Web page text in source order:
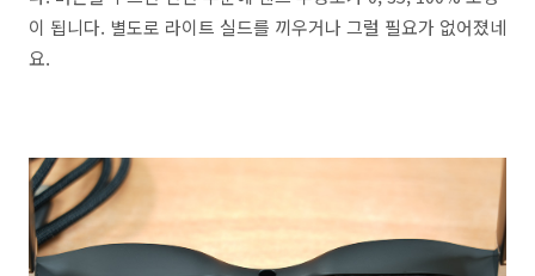
이 됩니다. 별도로 라이트 실드를 끼우거나 그럴 필요가 없어졌네
요.